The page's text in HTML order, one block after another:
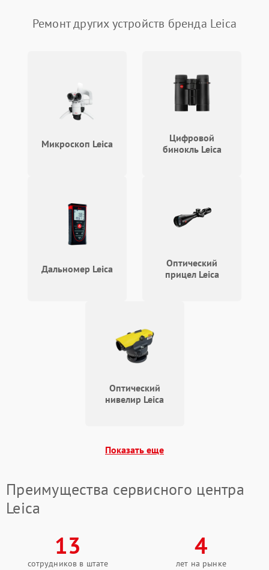
Ремонт других устройств бренда Leica
Микроскоп Leica
Цифровой
бинокль Leica
Дальномер Leica
Оптический
прицел Leica
Оптический
нивелир Leica
Показать еще
Преимущества сервисного центра
Leica
13
сотрудников в штате
4
лет на рынке